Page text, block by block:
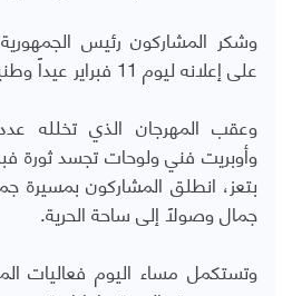
وشكر المشاركون رئيس
على إعلانه ليوم 11 فبراير عيداً وطنياً.
وعقب المهرجان الذي تخلله
وأوبريت فني ولوحات تجسد ثورة
بتعز، انطلق المشاركون بمسيرة
جمال وصولاً إلى ساحة الحرية.
وتستكمل مساء اليوم فعاليات